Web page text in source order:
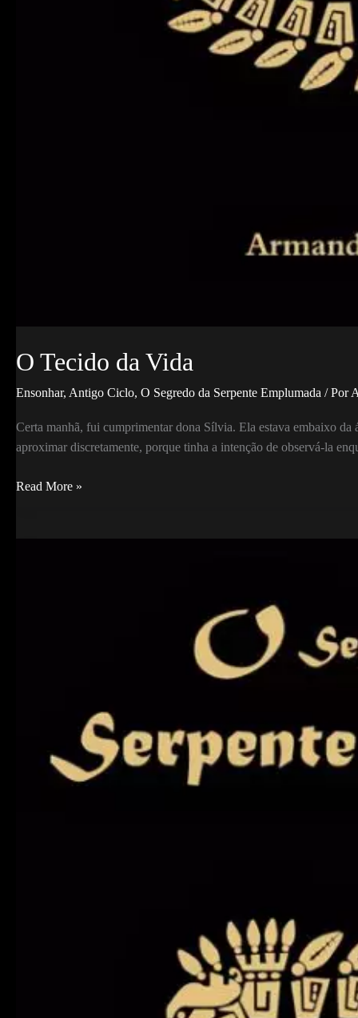
O Tecido da Vida
Ensonhar, Antigo Ciclo, O Segredo da Serpente Emplumada / Por
Certa manhã, fui cumprimentar dona Sílvia. Ela estava embaixo da
aproximar discretamente, porque tinha a intenção de observá-la
O
Read More »